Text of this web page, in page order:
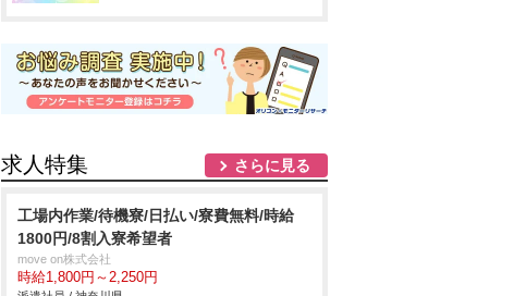
求人特集 さらに見る
工場内作業/待機寮/日払い/寮費無料/時給
1800円/8割入寮希望者
move on株式会社
時給1,800円～2,250円